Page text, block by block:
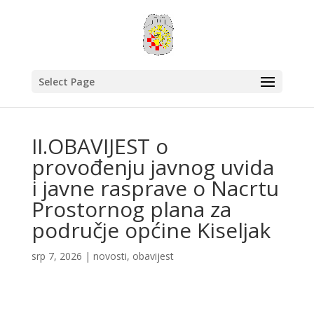
Select Page
II.OBAVIJEST o
provođenju javnog uvida
i javne rasprave o Nacrtu
Prostornog plana za
područje općine Kiseljak
srp 7, 2026 | novosti, obavijest